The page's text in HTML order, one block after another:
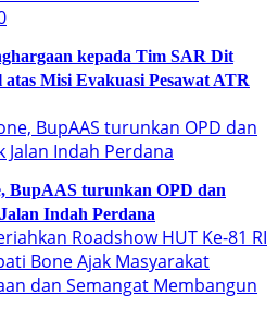
kepada Tim SAR Dit
atas Misi Evakuasi Pesawat ATR
BupAAS turunkan OPD dan
Indah Perdana